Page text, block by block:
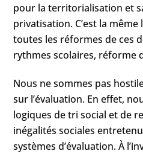
pour la territorialisation et
privatisation. C’est la
toutes les réformes de ces
rythmes scolaires, réforme
Nous ne sommes pas
sur l’évaluation. En effet,
logiques de tri social et de
inégalités sociales
systèmes d’évaluation. À